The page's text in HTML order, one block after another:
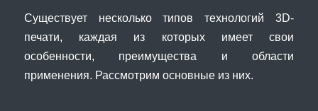
Существует несколько типов технологий 3D-
печати, каждая из которых имеет свои
особенности, преимущества и области
применения. Рассмотрим основные из них.